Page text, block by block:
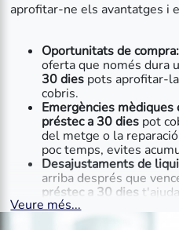
aprofitar-ne els avantatges i
Oportunitats de compra:
oferta que només dura
30 dies pots aprofitar-
cobris.
Emergències
préstec a 30 dies pot
del metge o la
poc temps, evites
Desajustaments de
arriba després que
préstec a 30 dies
al dia. Planifica la
el teu salari i evita
Veure més...